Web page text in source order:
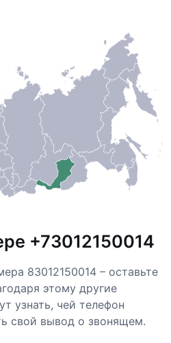
+73012150014
83012150014 – оставьте
этому другие
узнать, чей телефон
свой вывод о звонящем.